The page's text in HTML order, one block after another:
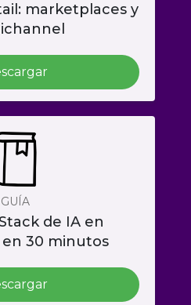
marketplaces y
GUÍA
de IA en
30 minutos